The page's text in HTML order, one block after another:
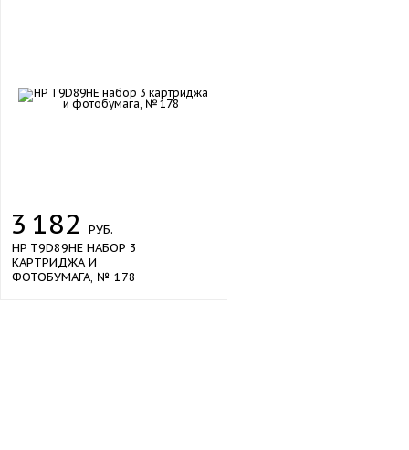
3 182
РУБ.
HP T9D89HE НАБОР 3
КАРТРИДЖА И
ФОТОБУМАГА, № 178